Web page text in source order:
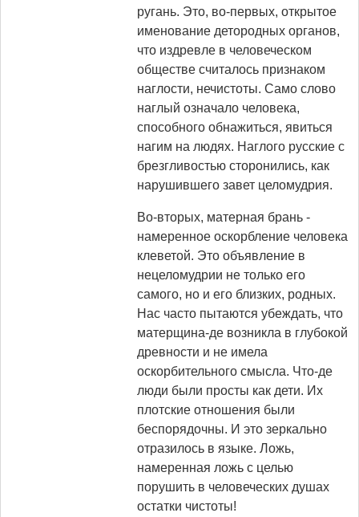
ругань. Это, во-первых, открытое
именование детородных органов,
что издревле в человеческом
обществе считалось признаком
наглости, нечистоты. Само слово
наглый означало человека,
способного обнажиться, явиться
нагим на людях. Наглого русские с
брезгливостью сторонились, как
нарушившего завет целомудрия.
Во-вторых, матерная брань -
намеренное оскорбление человека
клеветой. Это объявление в
нецеломудрии не только его
самого, но и его близких, родных.
Нас часто пытаются убеждать, что
матерщина-де возникла в глубокой
древности и не имела
оскорбительного смысла. Что-де
люди были просты как дети. Их
плотские отношения были
беспорядочны. И это зеркально
отразилось в языке. Ложь,
намеренная ложь с целью
порушить в человеческих душах
остатки чистоты!